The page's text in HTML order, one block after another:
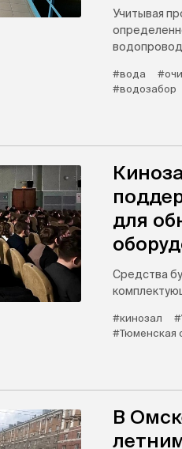
Учитывая
#вода
#водозабор
для
Средства
#кинозал
#Тюменская
В